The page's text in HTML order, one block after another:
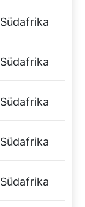
Südafrika
Südafrika
Südafrika
Südafrika
Südafrika